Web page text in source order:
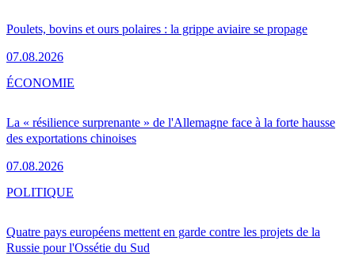
Poulets, bovins et ours polaires : la grippe aviaire se propage
07.08.2026
La « résilience surprenante » de l'Allemagne face à la forte hausse
des exportations chinoises
07.08.2026
ÉCONOMIE
Quatre pays européens mettent en garde contre les projets de la
Russie pour l'Ossétie du Sud
POLITIQUE